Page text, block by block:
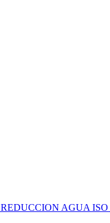
REDUCCION AGUA ISO